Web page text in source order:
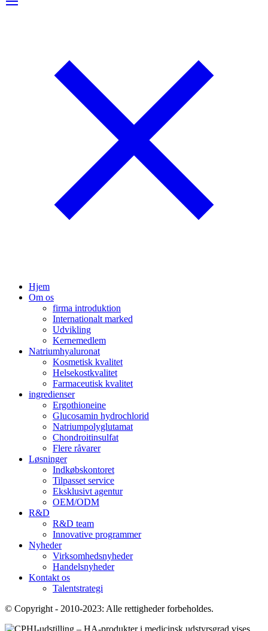
Hjem
Om os
firma introduktion
Internationalt marked
Udvikling
Kernemedlem
Natriumhyaluronat
Kosmetisk kvalitet
Helsekostkvalitet
Farmaceutisk kvalitet
ingredienser
Ergothioneine
Glucosamin hydrochlorid
Natriumpolyglutamat
Chondroitinsulfat
Flere råvarer
Løsninger
Indkøbskontoret
Tilpasset service
Eksklusivt agentur
OEM/ODM
R&D
R&D team
Innovative programmer
Nyheder
Virksomhedsnyheder
Handelsnyheder
Kontakt os
Talentstrategi
© Copyright - 2010-2023: Alle rettigheder forbeholdes.